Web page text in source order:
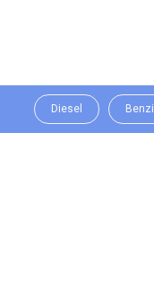
Diesel
"https://